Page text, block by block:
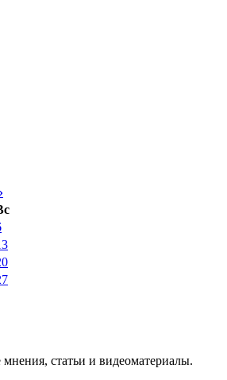
статьи и видеоматериалы.